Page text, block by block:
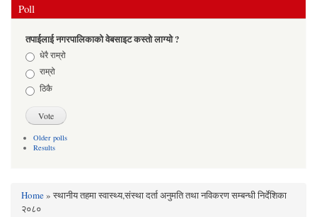
Poll
तपाईलाई नगरपालिकाको वेबसाइट कस्तो लाग्यो ?
Choicesधेरै राम्रो
राम्रो
ठिकै
Older polls
Results
You are here
Home» स्थानीय तहमा स्वास्थ्य,संस्था दर्ता अनुमति तथा नविकरण सम्बन्धी निर्देशिका
२०८०